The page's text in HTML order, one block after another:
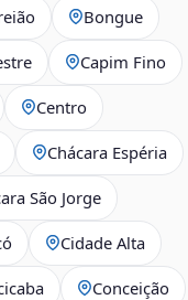
Bongue
Capim Fino
Centro
Chácara Espéria
São Jorge
Cidade Alta
Conceição